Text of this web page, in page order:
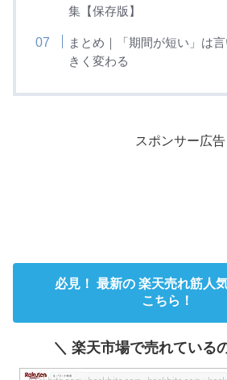
集【保存版】
まとめ｜「期間が短い」は
きく変わる
スポンサー広告
必見！ 最新の 楽天売れ筋人
こちら！
＼ 楽天市場で売れている